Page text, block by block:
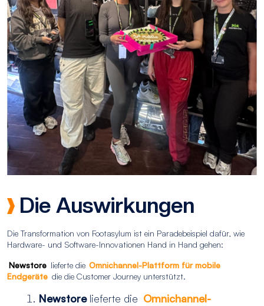
Die Auswirkungen
Die Transformation von Footasylum ist ein Paradebeispiel dafür, wie
Hardware- und Software-Innovationen Hand in Hand gehen:
Newstore lieferte die Omnichannel-Plattform für mobile
Endgeräte die die Customer Journey unterstützt.
Newstorelieferte die Omnichannel-